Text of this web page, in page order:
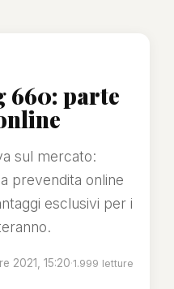
660: parte
sul mercato:
prevendita online
esclusivi per i
2021, 15:20·1.999 letture